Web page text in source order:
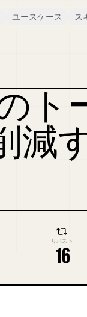
ユースケース ス
減
リポスト
16